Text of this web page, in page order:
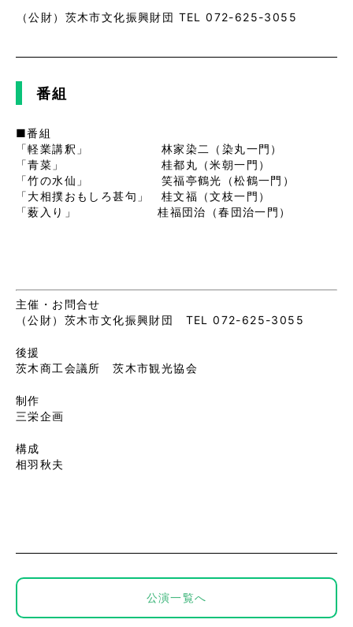
（公財）茨木市文化振興財団 TEL 072-625-3055
番組
■番組
「軽業講釈」 林家染二（染丸一門）
「青菜」 桂都丸（米朝一門）
「竹の水仙」 笑福亭鶴光（松鶴一門）
「大相撲おもしろ甚句」 桂文福（文枝一門）
「薮入り」 桂福団治（春団治一門）
主催・お問合せ
（公財）茨木市文化振興財団 TEL 072-625-3055
後援
茨木商工会議所 茨木市観光協会
制作
三栄企画
構成
相羽秋夫
公演一覧へ